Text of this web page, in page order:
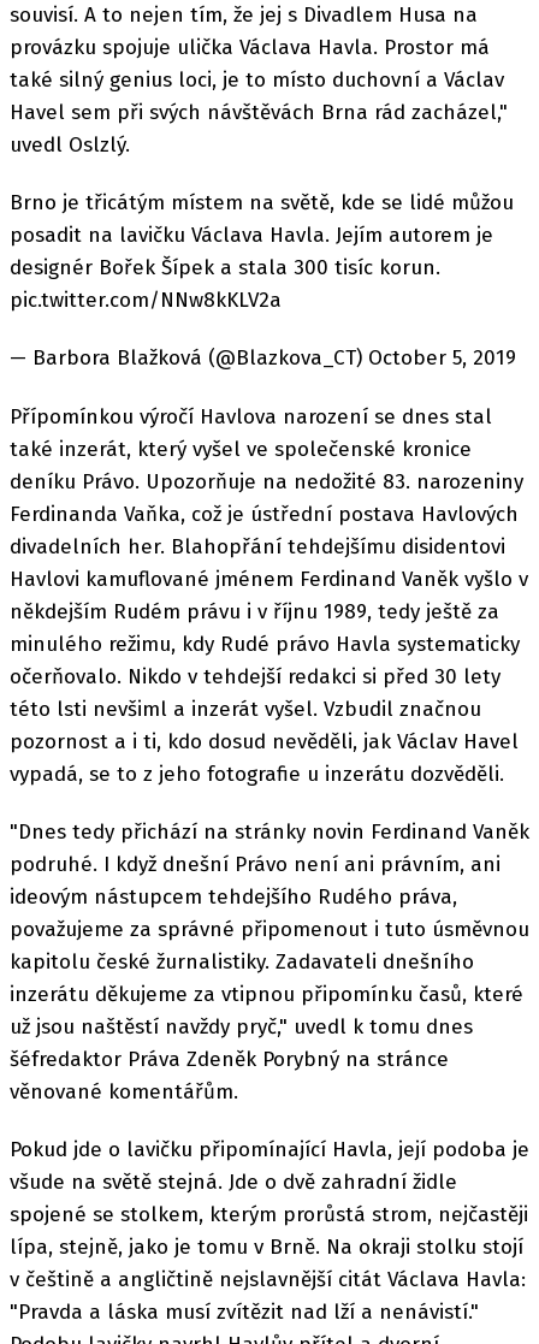
souvisí. A to nejen tím, že jej s Divadlem Husa na
provázku spojuje ulička Václava Havla. Prostor má
také silný genius loci, je to místo duchovní a Václav
Havel sem při svých návštěvách Brna rád zacházel,"
uvedl Oslzlý.
Brno je třicátým místem na světě, kde se lidé můžou
posadit na lavičku Václava Havla. Jejím autorem je
designér Bořek Šípek a stala 300 tisíc korun.
pic.twitter.com/NNw8kKLV2a
— Barbora Blažková (@Blazkova_CT) October 5, 2019
Přípomínkou výročí Havlova narození se dnes stal
také inzerát, který vyšel ve společenské kronice
deníku Právo. Upozorňuje na nedožité 83. narozeniny
Ferdinanda Vaňka, což je ústřední postava Havlových
divadelních her. Blahopřání tehdejšímu disidentovi
Havlovi kamuflované jménem Ferdinand Vaněk vyšlo v
někdejším Rudém právu i v říjnu 1989, tedy ještě za
minulého režimu, kdy Rudé právo Havla systematicky
očerňovalo. Nikdo v tehdejší redakci si před 30 lety
této lsti nevšiml a inzerát vyšel. Vzbudil značnou
pozornost a i ti, kdo dosud nevěděli, jak Václav Havel
vypadá, se to z jeho fotografie u inzerátu dozvěděli.
"Dnes tedy přichází na stránky novin Ferdinand Vaněk
podruhé. I když dnešní Právo není ani právním, ani
ideovým nástupcem tehdejšího Rudého práva,
považujeme za správné připomenout i tuto úsměvnou
kapitolu české žurnalistiky. Zadavateli dnešního
inzerátu děkujeme za vtipnou připomínku časů, které
už jsou naštěstí navždy pryč," uvedl k tomu dnes
šéfredaktor Práva Zdeněk Porybný na stránce
věnované komentářům.
Pokud jde o lavičku připomínající Havla, její podoba je
všude na světě stejná. Jde o dvě zahradní židle
spojené se stolkem, kterým prorůstá strom, nejčastěji
lípa, stejně, jako je tomu v Brně. Na okraji stolku stojí
v češtině a angličtině nejslavnější citát Václava Havla:
"Pravda a láska musí zvítězit nad lží a nenávistí."